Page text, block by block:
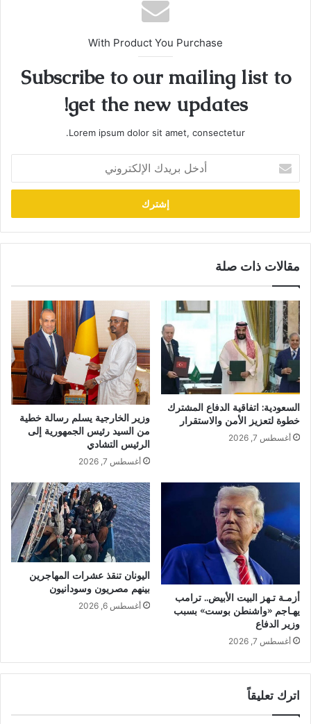
With Product You Purchase
Subscribe to our mailing list to
get the new updates!
Lorem ipsum dolor sit amet, consectetur.
بريدك
الإلكتروني
مقالات ذات صلة
السعودية: اتفاقية الدفاع المشترك
خطوة لتعزيز الأمن والاستقرار
أغسطس 7, 2026
وزير الخارجية يسلم رسالة خطية
من السيد رئيس الجمهورية إلى
الرئيس التشادي
أغسطس 7, 2026
أزمـة تـهز البيت الأبيض.. ترامب
يهـاجم «واشنطن بوست» بسبب
وزير الدفاع
أغسطس 7, 2026
اليونان تنقذ عشرات المهاجرين
بينهم مصريون وسودانيون
أغسطس 6, 2026
اترك تعليقاً